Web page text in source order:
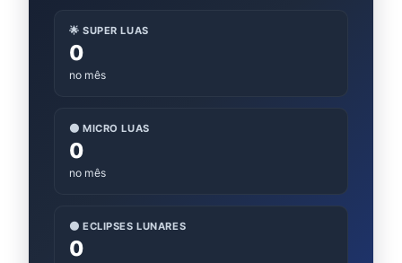
🌟 SUPER LUAS
0
no mês
🌑 MICRO LUAS
0
no mês
🌑 ECLIPSES LUNARES
0